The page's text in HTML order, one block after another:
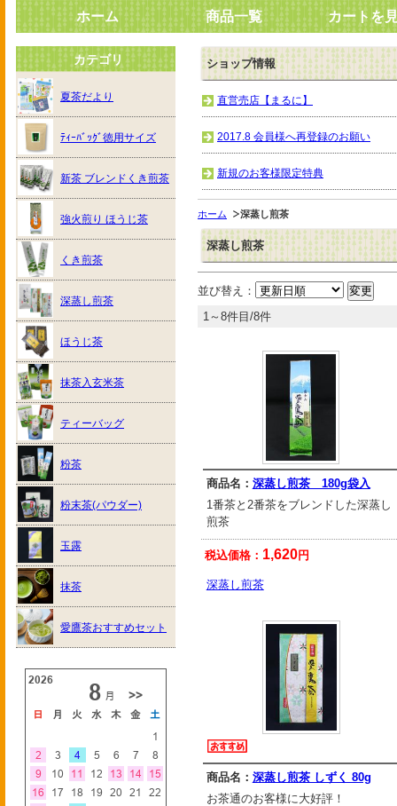
ホーム 商品一覧 カートを
ショップ情報
直営売店【まるに】
2017.8 会員様へ再登録のお願い
新規のお客様限定特典
ホーム 深蒸し煎茶
深蒸し煎茶
並び替え：
1～8件目/8件
商品名： 深蒸し煎茶 180g袋入
1番茶と2番茶をブレンドした深蒸し
煎茶
税込価格： 1,620円
深蒸し煎茶
商品名： 深蒸し煎茶 しずく 80g
お茶通のお客様に大好評！
カテゴリ
夏茶だより
ﾃｨｰﾊﾞｯｸﾞ徳用サイズ
新茶 ブレンドくき煎茶
強火煎り ほうじ茶
くき煎茶
深蒸し煎茶
ほうじ茶
抹茶入玄米茶
ティーバッグ
粉茶
粉末茶(パウダー)
玉露
抹茶
愛鷹茶おすすめセット